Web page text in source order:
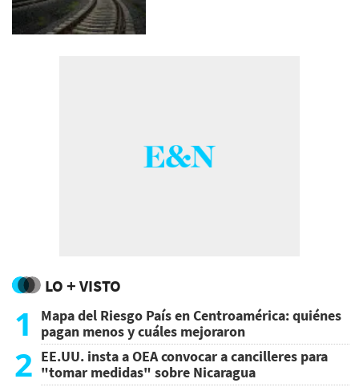
LO + VISTO
1
Mapa del Riesgo País en Centroamérica: quiénes
pagan menos y cuáles mejoraron
2 EE.UU. insta a OEA convocar a cancilleres para
"tomar medidas" sobre Nicaragua